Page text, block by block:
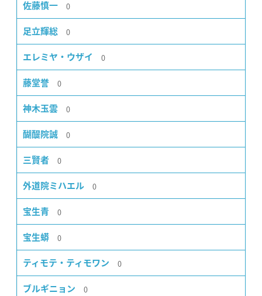
佐藤慎一 0
足立輝総 0
エレミヤ・ウザイ 0
藤堂誉 0
神木玉雲 0
醐醍院誠 0
三賢者 0
外道院ミハエル 0
宝生青 0
宝生蟒 0
ティモテ・ティモワン 0
ブルギニョン 0